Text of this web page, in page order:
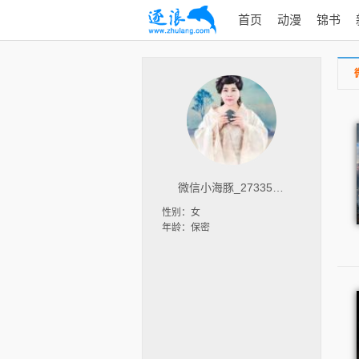
首页 动漫 锦书
性别：女
年龄：保密